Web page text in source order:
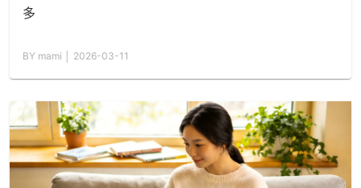
多
BY mami │ 2026-03-11